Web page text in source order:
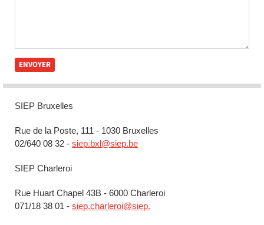
SIEP Bruxelles
Rue de la Poste, 111 - 1030 Bruxelles
02/640 08 32 - siep.bxl@siep.be
SIEP Charleroi
Rue Huart Chapel 43B - 6000 Charleroi
071/18 38 01 - siep.charleroi@siep.